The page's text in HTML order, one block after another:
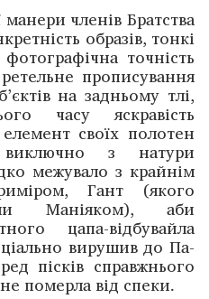
членів Братства
образів, тонкі
точність
прописування
на зад­ньому тлі,
часу яскравість
своїх полотен
з натури
межу­вало з крайнім
Гант (якого
Маніяком), аби
цапа-відбувайла
вирушив до ­Па­
пісків справжнього
померла від спеки.